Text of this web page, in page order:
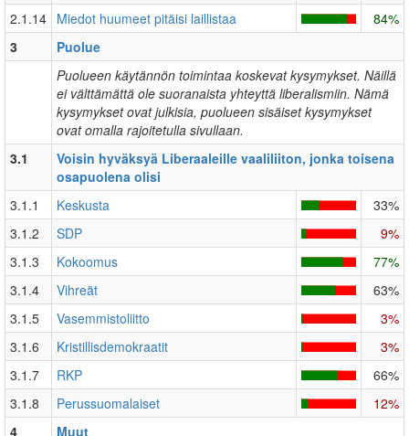
2.1.14 Miedot huumeet pitäisi laillistaa
84%
3
Puolue
Puolueen käytännön toimintaa koskevat kysymykset. Näillä
ei välttämättä ole suoranaista yhteyttä liberalismiin. Nämä
kysymykset ovat julkisia, puolueen sisäiset kysymykset
ovat omalla rajoitetulla sivullaan.
3.1
Voisin hyväksyä Liberaaleille vaaliliiton, jonka toisena
osapuolena olisi
3.1.1
Keskusta
33%
3.1.2
SDP
9%
3.1.3
Kokoomus
77%
3.1.4
Vihreät
63%
3.1.5
Vasemmistoliitto
3%
3.1.6
Kristillisdemokraatit
3%
3.1.7
RKP
66%
3.1.8
Perussuomalaiset
12%
4
Muut